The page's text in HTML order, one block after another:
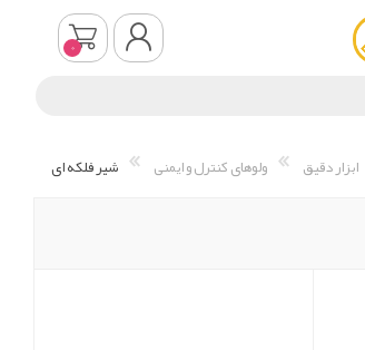
ورود به سیستم
0
ابزار دقیق ولوهای کنترل و ایمنی شیر فلکه ای